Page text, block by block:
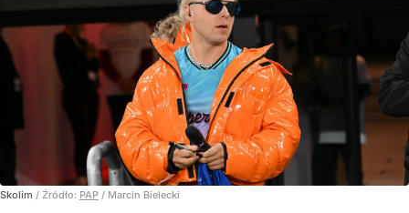
Skolim / Źródło: PAP / Marcin Bielecki